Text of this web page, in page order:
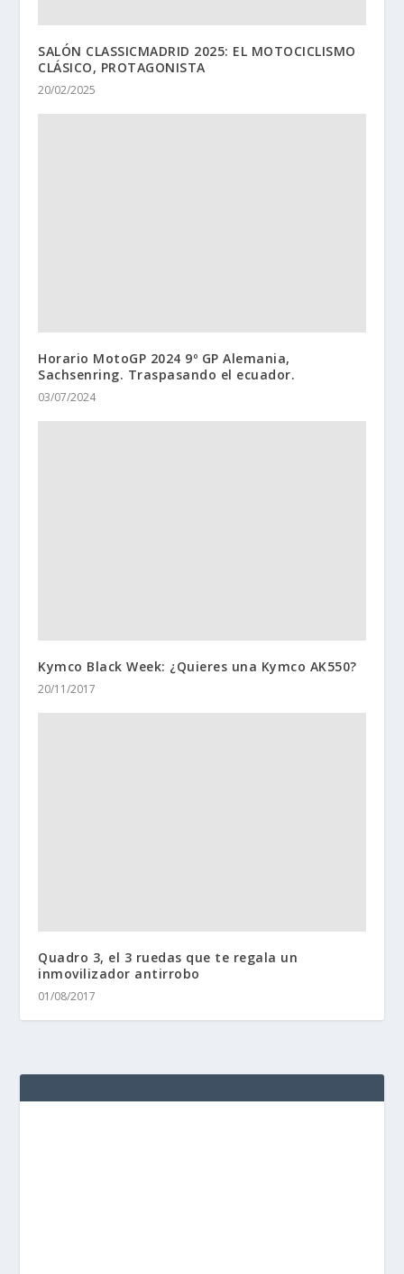
SALÓN CLASSICMADRID 2025: EL MOTOCICLISMO
CLÁSICO, PROTAGONISTA
20/02/2025
Horario MotoGP 2024 9º GP Alemania,
Sachsenring. Traspasando el ecuador.
03/07/2024
Kymco Black Week: ¿Quieres una Kymco AK550?
20/11/2017
Quadro 3, el 3 ruedas que te regala un
inmovilizador antirrobo
01/08/2017